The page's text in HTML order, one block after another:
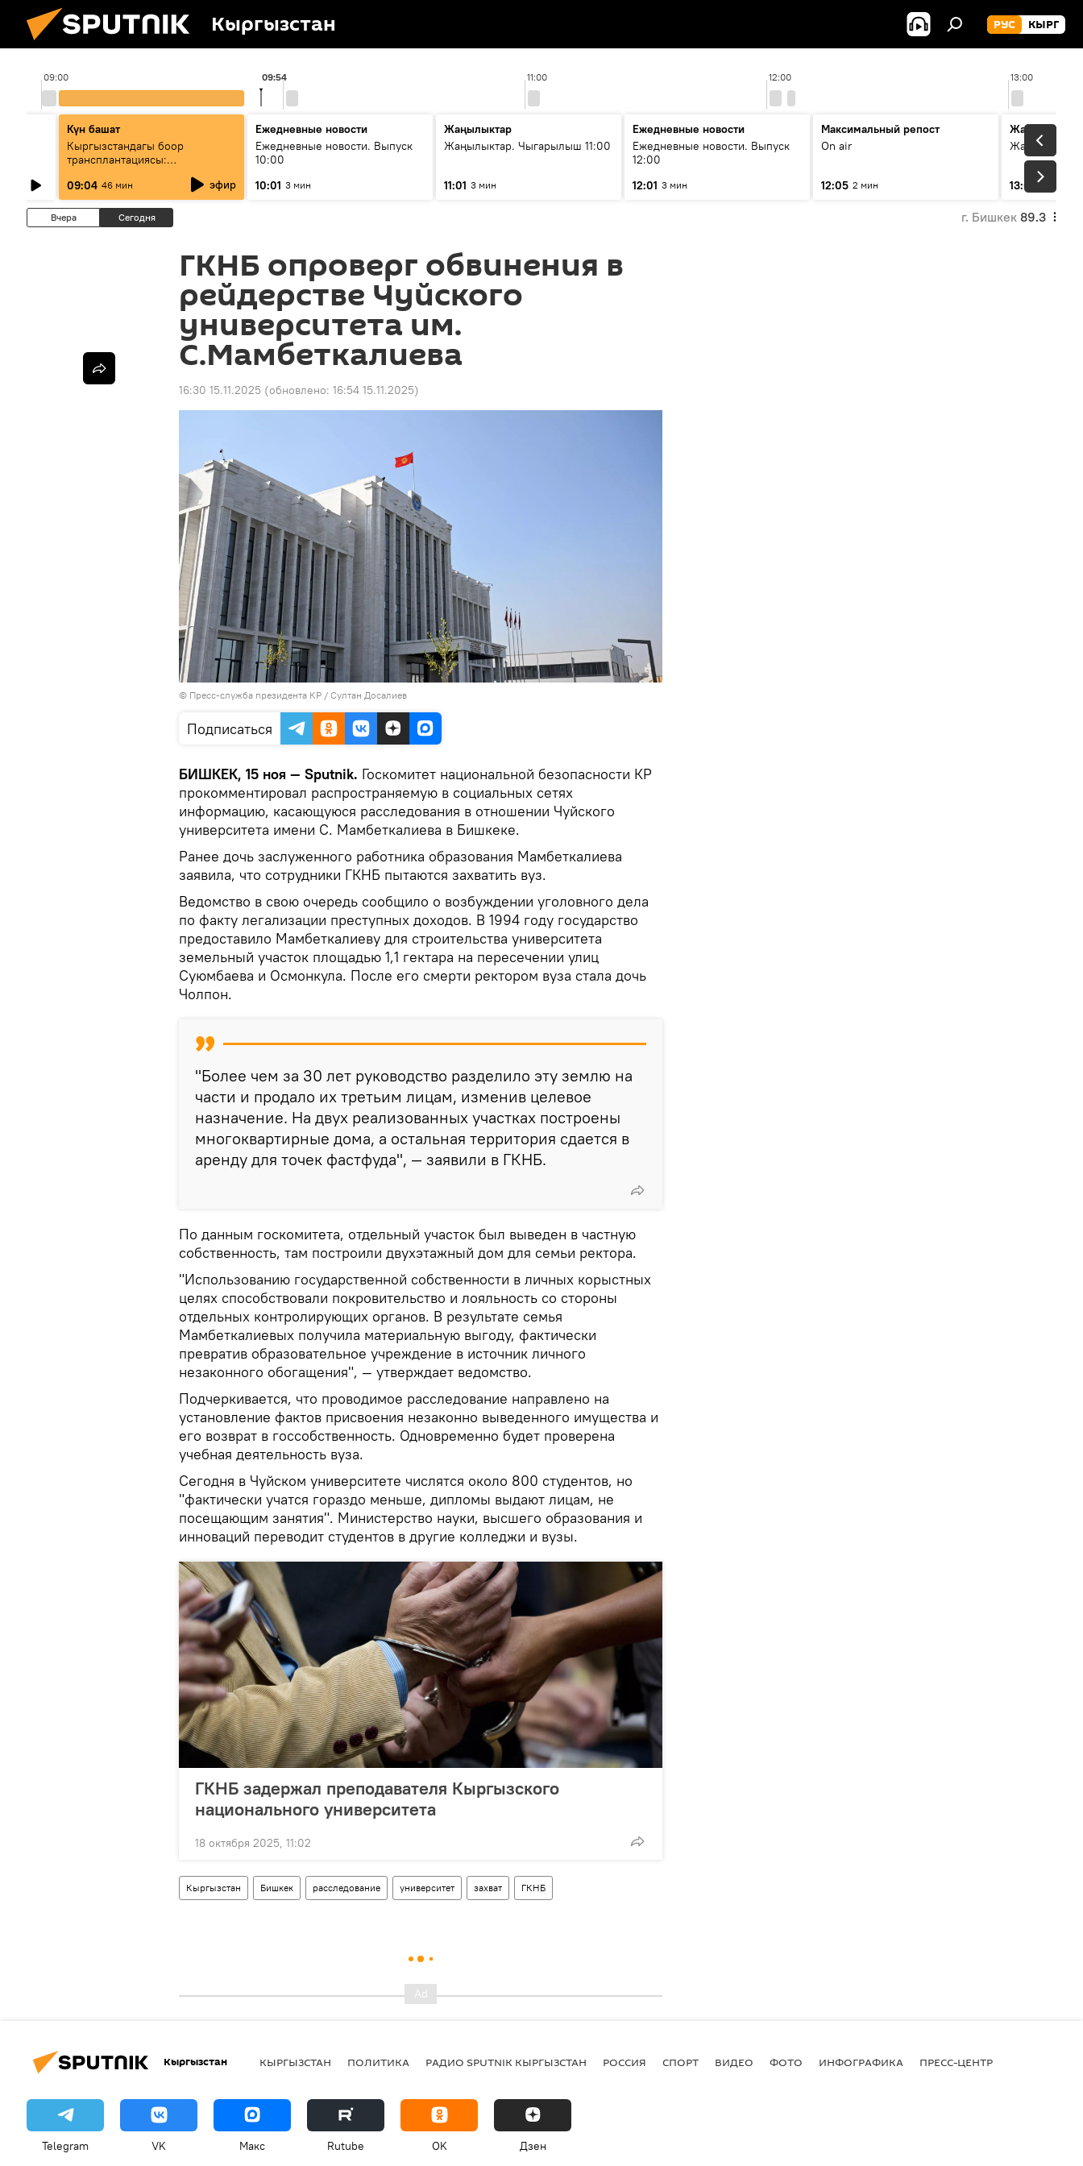
Кыргызстан РУС КЫРГ
09:00 11:00 12:00 13:00
09:54
Күн башат
Кыргызстандагы боор
трансплантациясы:
жетишкендиктер жана өнүгүү
келечеги
09:04 46 мин эфир
Ежедневные новости
Ежедневные новости. Выпуск
10:00
10:01 3 мин
Жаңылыктар
Жаңылыктар. Чыгарылыш 11:00
11:01 3 мин
Ежедневные новости
Ежедневные новости. Выпуск
12:00
12:01 3 мин
Максимальный репост
On air
12:05 2 мин
Жаңылыктар
13:01 3 мин
Вчера Сегодня г. Бишкек 89.3
ГКНБ опроверг обвинения в
рейдерстве Чуйского
университета им.
С.Мамбеткалиева
16:30 15.11.2025 (обновлено: 16:54 15.11.2025)
© Пресс-служба президента КР / Султан Досалиев
Подписаться
БИШКЕК, 15 ноя — Sputnik. Госкомитет национальной безопасности КР
прокомментировал распространяемую в социальных сетях
информацию, касающуюся расследования в отношении Чуйского
университета имени С. Мамбеткалиева в Бишкеке.
Ранее дочь заслуженного работника образования Мамбеткалиева
заявила, что сотрудники ГКНБ пытаются захватить вуз.
Ведомство в свою очередь сообщило о возбуждении уголовного дела
по факту легализации преступных доходов. В 1994 году государство
предоставило Мамбеткалиеву для строительства университета
земельный участок площадью 1,1 гектара на пересечении улиц
Суюмбаева и Осмонкула. После его смерти ректором вуза стала дочь
Чолпон.
"Более чем за 30 лет руководство разделило эту землю на
части и продало их третьим лицам, изменив целевое
назначение. На двух реализованных участках построены
многоквартирные дома, а остальная территория сдается в
аренду для точек фастфуда", — заявили в ГКНБ.
По данным госкомитета, отдельный участок был выведен в частную
собственность, там построили двухэтажный дом для семьи ректора.
"Использованию государственной собственности в личных корыстных
целях способствовали покровительство и лояльность со стороны
отдельных контролирующих органов. В результате семья
Мамбеткалиевых получила материальную выгоду, фактически
превратив образовательное учреждение в источник личного
незаконного обогащения", — утверждает ведомство.
Подчеркивается, что проводимое расследование направлено на
установление фактов присвоения незаконно выведенного имущества и
его возврат в госсобственность. Одновременно будет проверена
учебная деятельность вуза.
Сегодня в Чуйском университете числятся около 800 студентов, но
"фактически учатся гораздо меньше, дипломы выдают лицам, не
посещающим занятия". Министерство науки, высшего образования и
инноваций переводит студентов в другие колледжи и вузы.
ГКНБ задержал преподавателя Кыргызского
национального университета
18 октября 2025, 11:02
Кыргызстан Бишкек расследование университет захват ГКНБ
Кыргызстан КЫРГЫЗСТАН ПОЛИТИКА РАДИО SPUTNIK КЫРГЫЗСТАН РОССИЯ СПОРТ ВИДЕО ФОТО ИНФОГРАФИКА ПРЕСС-ЦЕНТР
Telegram VK Макс Rutube OK Дзен